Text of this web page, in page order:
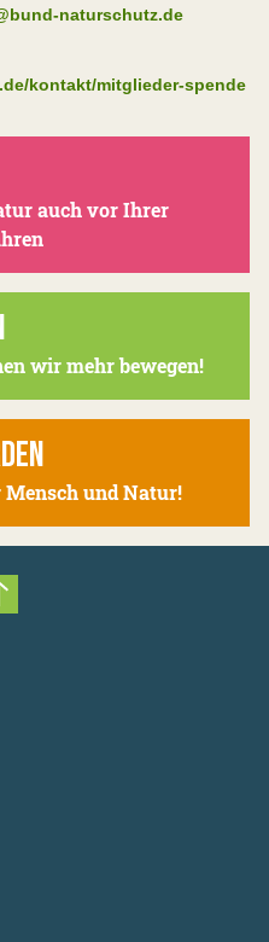
naturschutz.de
kontakt/mitglieder-spende
auch vor Ihrer
wir mehr bewegen!
Mensch und Natur!
oben scrollen